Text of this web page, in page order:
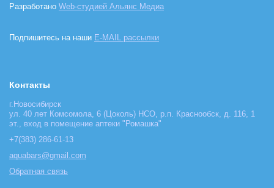
Разработано Web-студией Альянс Медиа
Подпишитесь на наши E-MAIL рассылки
Контакты
г.Новосибирск
ул. 40 лет Комсомола, 6 (Цоколь) НСО, р.п. Краснообск, д. 116, 1
эт., вход в помещение аптеки "Ромашка"
+7(383) 286-61-13
aquabars@gmail.com
Обратная связь